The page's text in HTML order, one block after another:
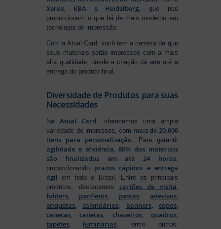
Xerox, KBA e Heidelberg, que nos
proporcionam o que há de mais moderno em
tecnologia de impressão.
Com a Atual Card, você tem a certeza de que
seus materiais serão impressos com a mais
alta qualidade, desde a criação da arte até a
entrega do produto final.
Diversidade de Produtos para suas
Necessidades
NaAtual Card , oferecemos uma ampla
variedade de impressos, com mais de 20.000
itens para personalização . Para garantir
agilidade e eficiência, 80% dos materiais
são finalizados em até 24 horas,
proporcionando prazos rápidos e entrega
ágil em todo o Brasil. Entre os principais
produtos, destacamos cartões de visita,
folders, panfletos, pastas, adesivos,
etiquetas,calendários, banners, copos,
canecas,canetas, chaveiros, quadros,
tapetes, luminárias , entre outros.